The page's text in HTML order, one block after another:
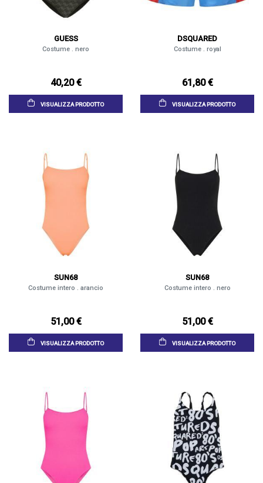
GUESS
Costume . nero
40,20 €
VISUALIZZA PRODOTTO
DSQUARED
Costume . royal
61,80 €
VISUALIZZA PRODOTTO
SUN68
Costume intero . arancio
51,00 €
VISUALIZZA PRODOTTO
SUN68
Costume intero . nero
51,00 €
VISUALIZZA PRODOTTO